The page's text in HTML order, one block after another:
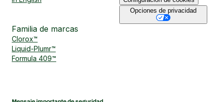
Familia de marcas
Clorox™
Liquid-Plumr™
Formula 409™